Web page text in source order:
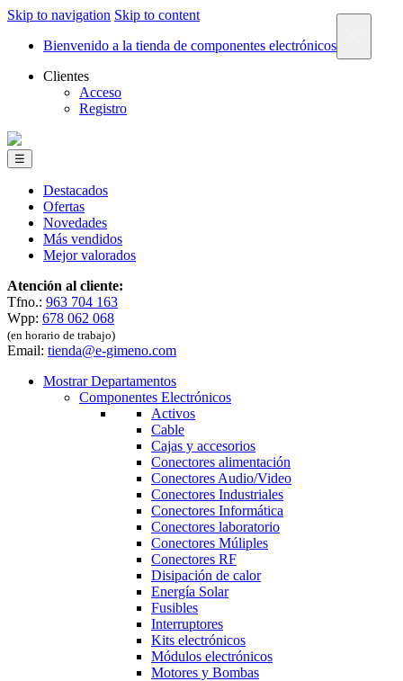
Skip to navigation Skip to content
Bienvenido a la tienda de componentes electrónicos
Clientes
Acceso
Registro
☰
Destacados
Ofertas
Novedades
Más vendidos
Mejor valorados
Atención al cliente:
Tfno.: 963 704 163
Wpp: 678 062 068
(en horario de trabajo)
Email: tienda@e-gimeno.com
Mostrar Departamentos
Componentes Electrónicos
Activos
Cable
Cajas y accesorios
Conectores alimentación
Conectores Audio/Video
Conectores Industriales
Conectores Informática
Conectores laboratorio
Conectores Múliples
Conectores RF
Disipación de calor
Energía Solar
Fusibles
Interruptores
Kits electrónicos
Módulos electrónicos
Motores y Bombas